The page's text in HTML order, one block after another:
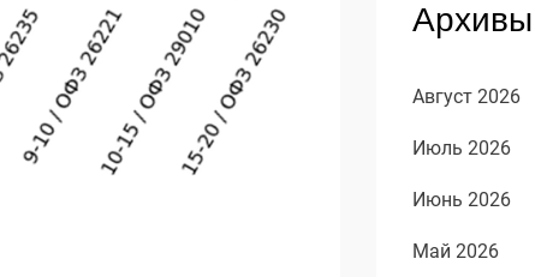
Архивы
Август 2026
Июль 2026
Июнь 2026
Май 2026